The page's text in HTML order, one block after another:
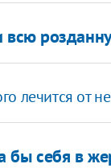
всю
лечится от
себя в